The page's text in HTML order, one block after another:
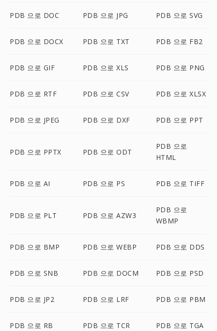
PDB 으로 DOC PDB 으로 JPG PDB 으로 SVG
PDB 으로 DOCX PDB 으로 TXT PDB 으로 FB2
PDB 으로 GIF PDB 으로 XLS PDB 으로 PNG
PDB 으로 RTF PDB 으로 CSV PDB 으로 XLSX
PDB 으로 JPEG PDB 으로 DXF PDB 으로 PPT
PDB 으로 PPTX PDB 으로 ODT
PDB 으로
HTML
PDB 으로 AI PDB 으로 PS PDB 으로 TIFF
PDB 으로 PLT PDB 으로 AZW3
PDB 으로
WBMP
PDB 으로 BMP PDB 으로 WEBP PDB 으로 DDS
PDB 으로 SNB PDB 으로 DOCM PDB 으로 PSD
PDB 으로 JP2 PDB 으로 LRF PDB 으로 PBM
PDB 으로 RB PDB 으로 TCR PDB 으로 TGA